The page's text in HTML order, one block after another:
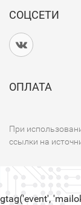
СОЦСЕТИ
ОПЛАТА
При
ссылки на
gtag('event',